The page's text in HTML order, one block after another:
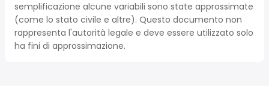
semplificazione alcune variabili sono state approssimate
(come lo stato civile e altre). Questo documento non
rappresenta l'autorità legale e deve essere utilizzato solo
ha fini di approssimazione.